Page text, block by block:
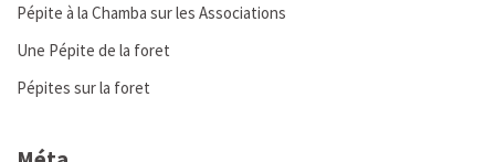
Pépite à la Chamba sur les Associations
Une Pépite de la foret
Pépites sur la foret